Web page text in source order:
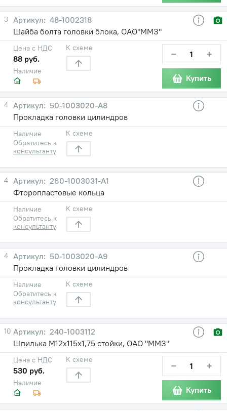
3
48-1002318
Шайба болта головки блока, ОАО"ММЗ"
Наличие
Цена с НДС
88 руб.
К схеме − +
Купить
4
50-1003020-А8
Прокладка головки цилиндров
Наличие
Обратитесь к
консультанту
К схеме
4
260-1003031-А1
Фторопластовые кольца
Наличие
Обратитесь к
консультанту
К схеме
4
50-1003020-А9
Прокладка головки цилиндров
Наличие
Обратитесь к
консультанту
К схеме
10
240-1003112
Шпилька М12х115х1,75 стойки, ОАО "ММЗ"
Наличие
Цена с НДС
530 руб.
К схеме − +
Купить